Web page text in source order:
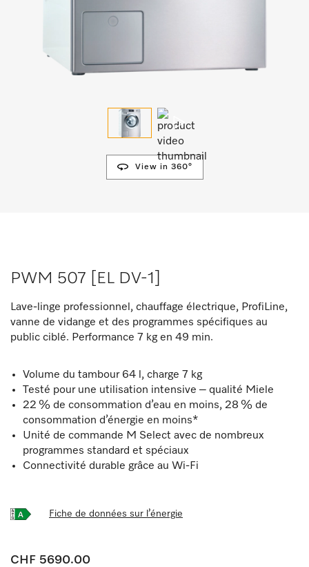
View in 360°
PWM 507 [EL DV-1]
Lave-linge professionnel, chauffage électrique, ProfiLine,
vanne de vidange et des programmes spécifiques au
public ciblé. Performance 7 kg en 49 min.
Volume du tambour 64 l, charge 7 kg
Testé pour une utilisation intensive – qualité Miele
22 % de consommation d’eau en moins, 28 % de
consommation d’énergie en moins*
Unité de commande M Select avec de nombreux
programmes standard et spéciaux
Connectivité durable grâce au Wi-Fi
Fiche de données sur l’énergie
CHF 5690.00